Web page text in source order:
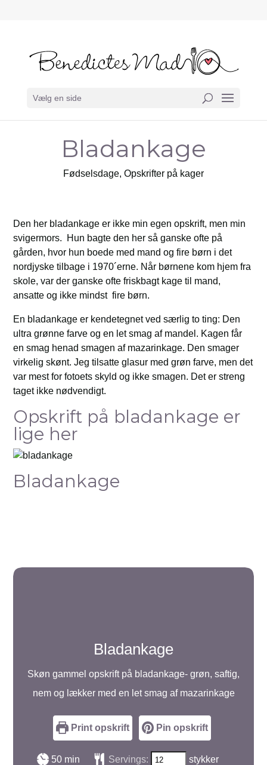
Vælg en side
Bladankage
Fødselsdage, Opskrifter på kager
Den her bladankage er ikke min egen opskrift, men min
svigermors. Hun bagte den her så ganske ofte på
gården, hvor hun boede med mand og fire børn i det
nordjyske tilbage i 1970´erne. Når børnene kom hjem fra
skole, var der ganske ofte friskbagt kage til mand,
ansatte og ikke mindst fire børn.
En bladankage er kendetegnet ved særlig to ting: Den
ultra grønne farve og en let smag af mandel. Kagen får
en smag henad smagen af mazarinkage. Den smager
virkelig skønt. Jeg tilsatte glasur med grøn farve, men det
var mest for fotoets skyld og ikke smagen. Det er streng
taget ikke nødvendigt.
Opskrift på bladankage er
lige her
Bladankage
Bladankage
Skøn gammel opskrift på bladankage- grøn, saftig,
nem og lækker med en let smag af mazarinkage
Print opskrift Pin opskrift
50minutter
min Servings: stykker